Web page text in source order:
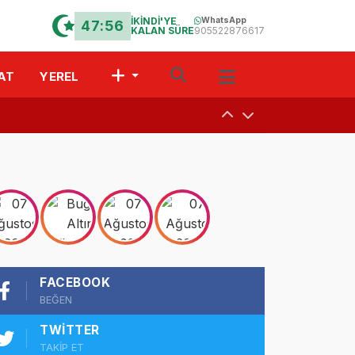
47:55
İKİNDİ'YE
KALAN SÜRE
WhatsApp
905522876617
YEREL
Münazarası
FACEBOOK
BEĞEN
TWITTER
TAKİP ET